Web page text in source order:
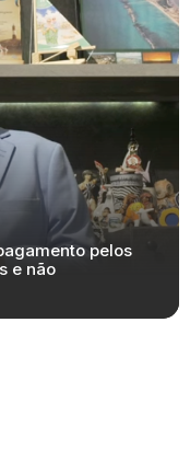
pelos
e não